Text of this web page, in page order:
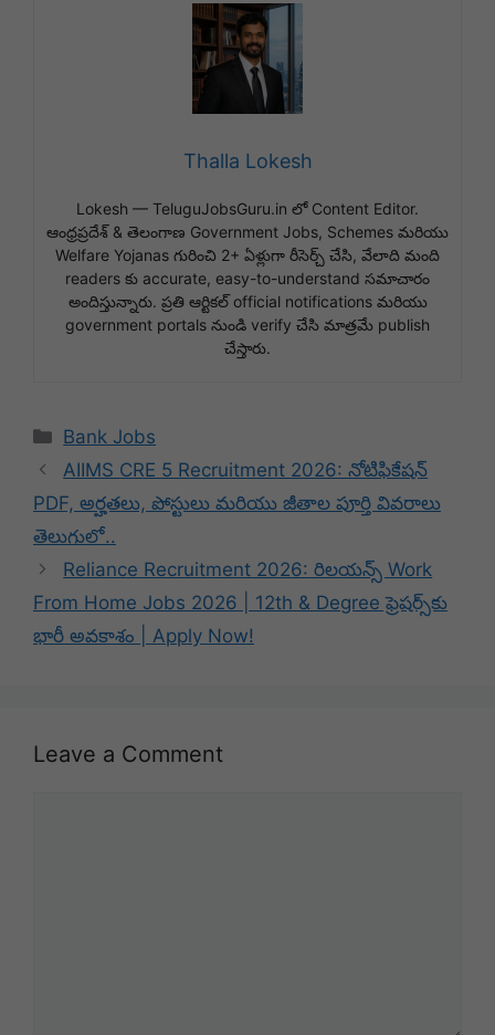
Thalla Lokesh
Lokesh — TeluguJobsGuru.in లో Content Editor.
ఆంధ్రప్రదేశ్ & తెలంగాణ Government Jobs, Schemes మరియు
Welfare Yojanas గురించి 2+ ఏళ్లుగా రీసెర్చ్ చేసి, వేలాది మంది
readers కు accurate, easy-to-understand సమాచారం
అందిస్తున్నారు. ప్రతి ఆర్టికల్ official notifications మరియు
government portals నుండి verify చేసి మాత్రమే publish
చేస్తారు.
Categories
Bank Jobs
AIIMS CRE 5 Recruitment 2026: నోటిఫికేషన్
PDF, అర్హతలు, పోస్టులు మరియు జీతాల పూర్తి వివరాలు
తెలుగులో..
Reliance Recruitment 2026: రిలయన్స్ Work
From Home Jobs 2026 | 12th & Degree ఫ్రెషర్స్‌కు
భారీ అవకాశం | Apply Now!
Leave a Comment